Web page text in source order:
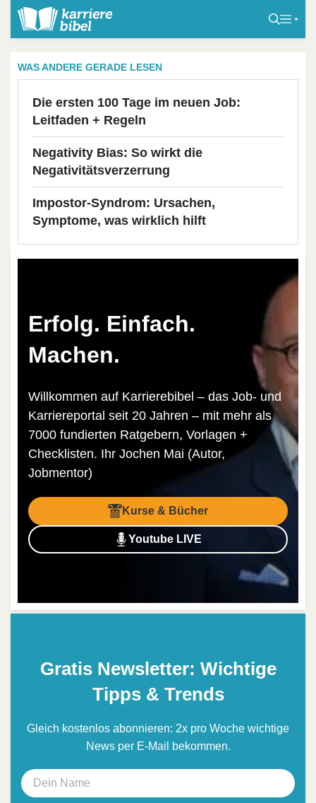
WAS ANDERE GERADE LESEN
Die ersten 100 Tage im neuen Job:
Leitfaden + Regeln
Negativity Bias: So wirkt die
Negativitätsverzerrung
Impostor-Syndrom: Ursachen,
Symptome, was wirklich hilft
Erfolg. Einfach.
Machen.
Willkommen auf Karrierebibel – das Job- und
Karriereportal seit 20 Jahren – mit mehr als
7000 fundierten Ratgebern, Vorlagen +
Checklisten. Ihr Jochen Mai (Autor,
Jobmentor)
Kurse & Bücher
Youtube LIVE
Gratis Newsletter: Wichtige
Tipps & Trends
Gleich kostenlos abonnieren: 2x pro Woche wichtige
News per E-Mail bekommen.